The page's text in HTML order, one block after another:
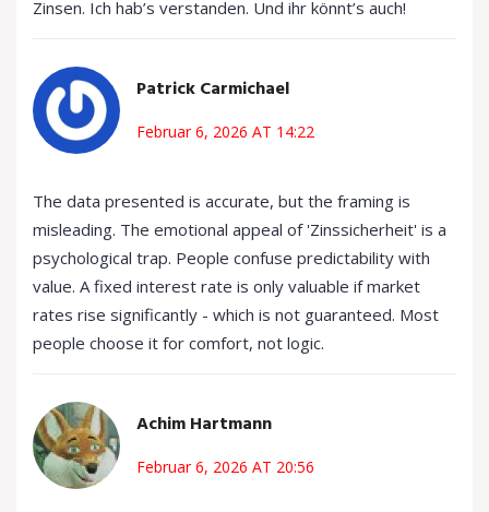
Zinsen. Ich hab’s verstanden. Und ihr könnt’s auch!
Patrick Carmichael
Februar 6, 2026 AT 14:22
The data presented is accurate, but the framing is
misleading. The emotional appeal of 'Zinssicherheit' is a
psychological trap. People confuse predictability with
value. A fixed interest rate is only valuable if market
rates rise significantly - which is not guaranteed. Most
people choose it for comfort, not logic.
Achim Hartmann
Februar 6, 2026 AT 20:56